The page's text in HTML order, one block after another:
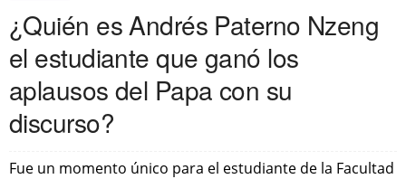
‎¿Quién es Andrés Paterno Nzeng
el estudiante que ganó los
aplausos del Papa con su
discurso?
Fue un momento único para el estudiante de la Facultad